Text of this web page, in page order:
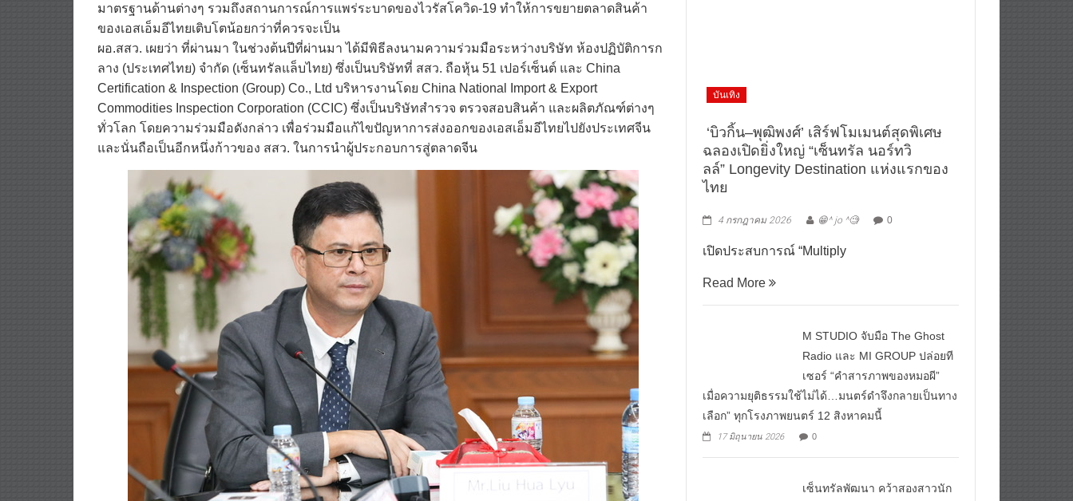
มาตรฐานด้านต่างๆ รวมถึงสถานการณ์การแพร่ระบาดของไวรัสโควิด-19 ทำให้การขยายตลาดสินค้า
ของเอสเอ็มอีไทยเติบโตน้อยกว่าที่ควรจะเป็น
ผอ.สสว. เผยว่า ที่ผ่านมา ในช่วงต้นปีที่ผ่านมา ได้มีพิธีลงนามความร่วมมือระหว่างบริษัท ห้องปฏิบัติการก
ลาง (ประเทศไทย) จำกัด (เซ็นทรัลแล็บไทย) ซึ่งเป็นบริษัทที่ สสว. ถือหุ้น 51 เปอร์เซ็นต์ และ China
Certification & Inspection (Group) Co., Ltd บริหารงานโดย China National Import & Export
Commodities Inspection Corporation (CCIC) ซึ่งเป็นบริษัทสำรวจ ตรวจสอบสินค้า และผลิตภัณฑ์ต่างๆ
ทั่วโลก โดยความร่วมมือดังกล่าว เพื่อร่วมมือแก้ไขปัญหาการส่งออกของเอสเอ็มอีไทยไปยังประเทศจีน
และนั่นถือเป็นอีกหนึ่งก้าวของ สสว. ในการนำผู้ประกอบการสู่ตลาดจีน
บันเทิง
‘บิวกิ้น–พุฒิพงศ์’ เสิร์ฟโมเมนต์สุดพิเศษ
ฉลองเปิดยิ่งใหญ่ “เซ็นทรัล นอร์ทวิ
ลล์” Longevity Destination แห่งแรกของ
ไทย
4 กรกฎาคม 2026 😁^ jo ^🧐 0
เปิดประสบการณ์ “Multiply
Read More
M STUDIO จับมือ The Ghost
Radio และ MI GROUP ปล่อยที
เซอร์ “คำสารภาพของหมอผี”
เมื่อความยุติธรรมใช้ไม่ได้…มนตร์ดำจึงกลายเป็นทาง
เลือก” ทุกโรงภาพยนตร์ 12 สิงหาคมนี้
17 มิถุนายน 2026 0
เซ็นทรัลพัฒนา คว้าสองสาวนัก